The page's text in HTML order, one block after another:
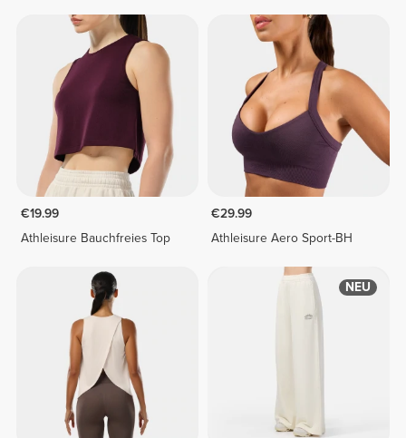
€19.99
Athleisure Bauchfreies Top
€29.99
Athleisure Aero Sport-BH
NEU